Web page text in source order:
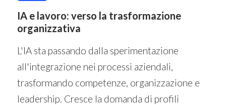
IA e lavoro: verso la trasformazione
organizzativa
L'IA sta passando dalla sperimentazione
all'integrazione nei processi aziendali,
trasformando competenze, organizzazione e
leadership. Cresce la domanda di profili